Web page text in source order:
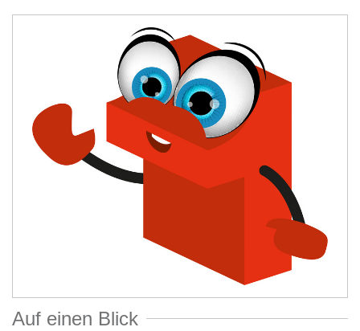
Auf einen Blick